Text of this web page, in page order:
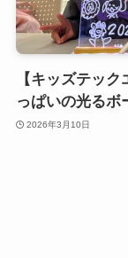
【キッズテッ
っぱいの光るボ
2026年3月10日